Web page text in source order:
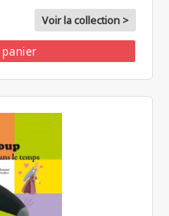
Voir la collection >